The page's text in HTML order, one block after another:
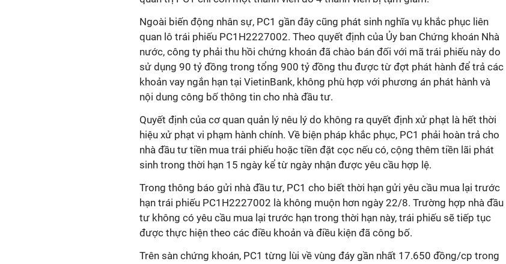
Ngoài biến động nhân sự, PC1 gần đây cũng phát sinh nghĩa vụ khắc phục liên
quan lô trái phiếu PC1H2227002. Theo quyết định của Ủy ban Chứng khoán Nhà
nước, công ty phải thu hồi chứng khoán đã chào bán đối với mã trái phiếu này do
sử dụng 90 tỷ đồng trong tổng 900 tỷ đồng thu được từ đợt phát hành để trả các
khoản vay ngắn hạn tại VietinBank, không phù hợp với phương án phát hành và
nội dung công bố thông tin cho nhà đầu tư.
Quyết định của cơ quan quản lý nêu lý do không ra quyết định xử phạt là hết thời
hiệu xử phạt vi phạm hành chính. Về biện pháp khắc phục, PC1 phải hoàn trả cho
nhà đầu tư tiền mua trái phiếu hoặc tiền đặt cọc nếu có, cộng thêm tiền lãi phát
sinh trong thời hạn 15 ngày kể từ ngày nhận được yêu cầu hợp lệ.
Trong thông báo gửi nhà đầu tư, PC1 cho biết thời hạn gửi yêu cầu mua lại trước
hạn trái phiếu PC1H2227002 là không muộn hơn ngày 22/8. Trường hợp nhà đầu
tư không có yêu cầu mua lại trước hạn trong thời hạn này, trái phiếu sẽ tiếp tục
được thực hiện theo các điều khoản và điều kiện đã công bố.
Trên sàn chứng khoán, PC1 từng lùi về vùng đáy gần nhất 17.650 đồng/cp trong